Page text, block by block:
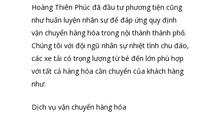
Hoàng Thiên Phúc đã đầu tư phương tiện cũng
như huấn luyện nhân sự để đáp ứng quy định
vận chuyển hàng hóa trong nội thành thành phố.
Chúng tôi với đội ngũ nhân sự nhiệt tình chu đáo,
các xe tải có trọng lượng từ bé đến lớn phù hợp
với tất cả hàng hóa cần chuyển của khách hàng
như:
Dịch vụ vận chuyển hàng hóa